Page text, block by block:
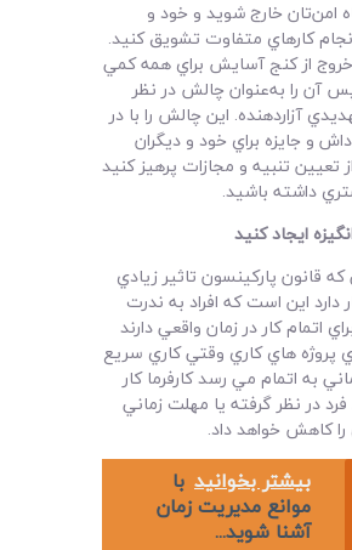
امن‌تان خارج شويد و خود و
کارهاي متفاوت تشويق کنيد.
خروج از کنج آسايش براي همه کمي
آن را به‌عنوان چالش در نظر
آزاردهنده. اين چالش را با در
و جايزه براي خود و ديگران
تعيين تنبيه و مجازات پرهيز کنيد
داشته باشيد.
ايجاد کنيد
که قانون پارکينسون تاثير زيادي
اين است که افراد به ندرت
اتمام کار در زمان واقعي دارند
پروژه هاي کاري وقتي کاري سريع
به اتمام مي رسد کارفرما کار
در نظر گرفته يا مهلت زماني
کاهش خواهد داد.
بیشتر بخوانید با
موانع مدیریت زمان
آشنا شوید...